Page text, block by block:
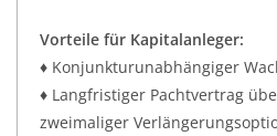
Vorteile für Kapitalanleger:
♦ Konjunkturunabhängiger
♦ Langfristiger Pachtvertrag
zweimaliger